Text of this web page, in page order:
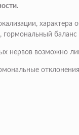
характера
баланс
нервов возможно